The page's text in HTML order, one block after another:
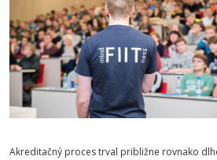
Akreditačný proces trval približne rovnako